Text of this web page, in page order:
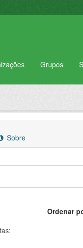
Grupos
Sobre
Ordenar